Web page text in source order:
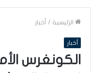
الرئيسية / أخبار
أخبار